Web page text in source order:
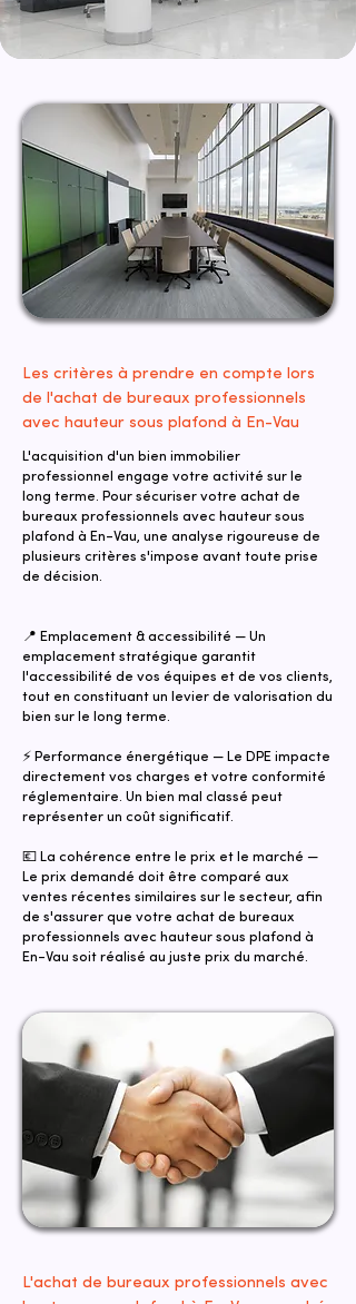
Les critères à prendre en compte lors
de l'achat de bureaux professionnels
avec hauteur sous plafond à En-Vau
L'acquisition d'un bien immobilier
professionnel engage votre activité sur le
long terme. Pour sécuriser votre achat de
bureaux professionnels avec hauteur sous
plafond à En-Vau, une analyse rigoureuse de
plusieurs critères s'impose avant toute prise
de décision.
📍 Emplacement & accessibilité — Un
emplacement stratégique garantit
l'accessibilité de vos équipes et de vos clients,
tout en constituant un levier de valorisation du
bien sur le long terme.
⚡ Performance énergétique — Le DPE impacte
directement vos charges et votre conformité
réglementaire. Un bien mal classé peut
représenter un coût significatif.
💶 La cohérence entre le prix et le marché —
Le prix demandé doit être comparé aux
ventes récentes similaires sur le secteur, afin
de s'assurer que votre achat de bureaux
professionnels avec hauteur sous plafond à
En-Vau soit réalisé au juste prix du marché.
L'achat de bureaux professionnels avec